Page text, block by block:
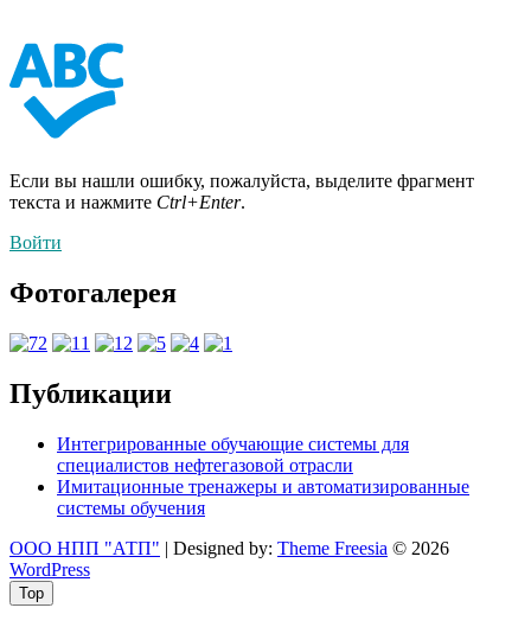
Если вы нашли ошибку, пожалуйста, выделите фрагмент
текста и нажмите Ctrl+Enter.
Войти
Фотогалерея
Публикации
Интегрированные обучающие системы для
специалистов нефтегазовой отрасли
Имитационные тренажеры и автоматизированные
системы обучения
ООО НПП "АТП" | Designed by: Theme Freesia © 2026
WordPress
Top